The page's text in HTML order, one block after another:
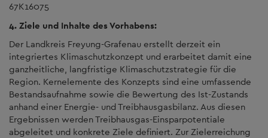
67K16075
4. Ziele und Inhalte des Vorhabens:
Der Landkreis Freyung-Grafenau erstellt derzeit ein
integriertes Klimaschutzkonzept und erarbeitet damit eine
ganzheitliche, langfristige Klimaschutzstrategie für die
Region. Kernelemente des Konzepts sind eine umfassende
Bestandsaufnahme sowie die Bewertung des Ist-Zustands
anhand einer Energie- und Treibhausgasbilanz. Aus diesen
Ergebnissen werden Treibhausgas-Einsparpotentiale
abgeleitet und konkrete Ziele definiert. Zur Zielerreichung